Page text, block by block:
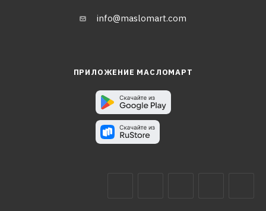
info@maslomart.com
ПРИЛОЖЕНИЕ МАСЛОМАРТ